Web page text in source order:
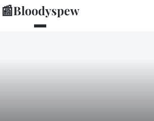
📰Bloodyspew